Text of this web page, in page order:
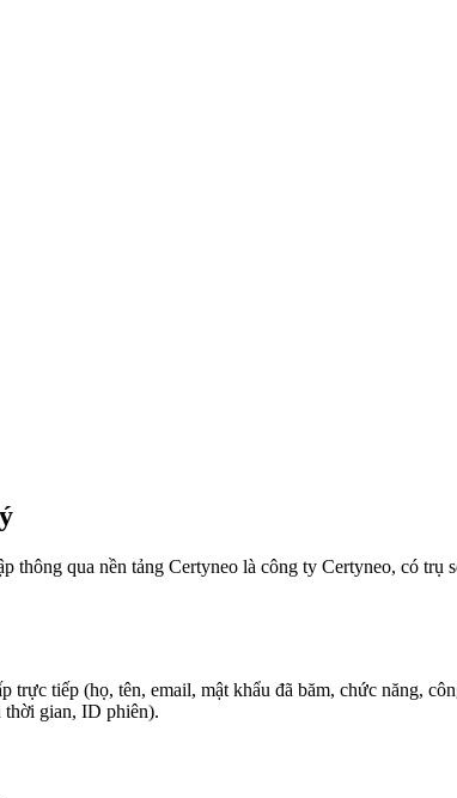
qua nền tảng Certyneo là công ty Certyneo, có
trực tiếp (họ, tên, email, mật khẩu đã băm, chức năng,
thời gian, ID phiên).